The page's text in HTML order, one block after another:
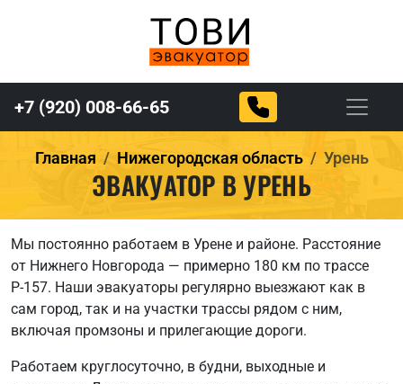
+7 (920) 008-66-65
Главная Нижегородская область Урень
ЭВАКУАТОР В УРЕНЬ
Мы постоянно работаем в Урене и районе. Расстояние
от Нижнего Новгорода — примерно 180 км по трассе
Р-157. Наши эвакуаторы регулярно выезжают как в
сам город, так и на участки трассы рядом с ним,
включая промзоны и прилегающие дороги.
Работаем круглосуточно, в будни, выходные и